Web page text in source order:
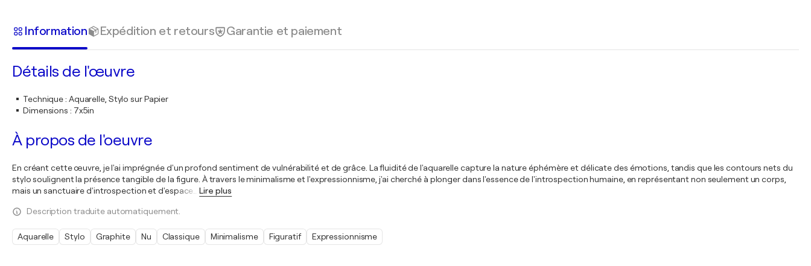
Information Expédition et retours Garantie et paiement
Détails de l'œuvre
Technique: Aquarelle, Stylo sur Papier
Dimensions : 7x5in
À propos de l'oeuvre
En créant cette œuvre, je l'ai imprégnée d'un profond sentiment de vulnérabilité et de grâce. La fluidité de l'aquarelle capture la nature éphémère et délicate des émotions, tandis que les contours nets du
stylo soulignent la présence tangible de la figure. À travers le minimalisme et l'expressionnisme, j'ai cherché à plonger dans l'essence de l'introspection humaine, en représentant non seulement un corps,
mais un sanctuaire d'introspection et d'espace
Lire plus
Description traduite automatiquement.
Aquarelle Stylo Graphite Nu Classique Minimalisme Figuratif Expressionnisme